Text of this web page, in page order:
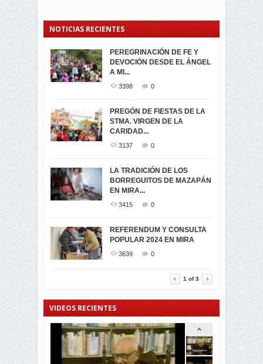
NOTICIAS RECIENTES
PEREGRINACIÓN DE FE Y
DEVOCIÓN DESDE EL ÁNGEL
A MI...
3398 0
PREGÓN DE FIESTAS DE LA
STMA. VIRGEN DE LA
CARIDAD...
3137 0
LA TRADICIÓN DE LOS
BORREGUITOS DE MAZAPÁN
EN MIRA...
3415 0
REFERENDUM Y CONSULTA
POPULAR 2024 EN MIRA
3639 0
PROCESIÓN DE LA VIRGEN
DE LA CARIDAD 2024
3062
-ENCENDIDO DEL ARBOL DE
...
MIRA
3442
TRIUNFO DE...
SEGUNDA VUELTA
ELECCIONES
PRESIDENCIALES 2023 EN
M...
ELECCION CRUCIAL:
SEGUNDA VUELTA
PRESIDENCIAL EL 1...
VIRTUALES ASAMBLEISTAS
POR LA PROVINCIA DEL
CARCHI...
MIRA.EC FUE
GALARDONADA
1 of3
VIDEOS RECIENTES